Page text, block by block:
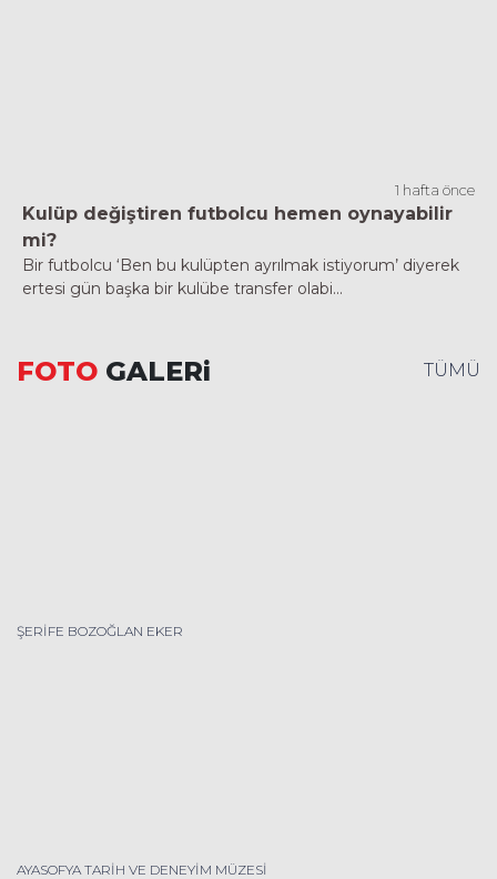
1 hafta önce
Kulüp değiştiren futbolcu hemen oynayabilir
mi?
Bir futbolcu ‘Ben bu kulüpten ayrılmak istiyorum’ diyerek
ertesi gün başka bir kulübe transfer olabi...
FOTO GALERi TÜMÜ
ŞERİFE BOZOĞLAN EKER
AYASOFYA TARİH VE DENEYİM MÜZESİ